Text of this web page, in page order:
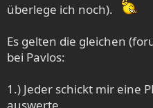
überlege ich noch).
Es gelten die gleichen
bei Pavlos:
1.) Jeder schickt mir eine
auswerte.